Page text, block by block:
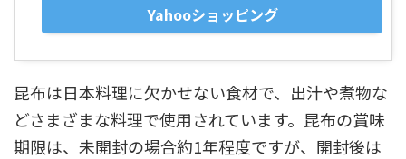
Yahooショッピング
昆布は日本料理に欠かせない食材で、出汁や煮物な
どさまざまな料理で使用されています。昆布の賞味
期限は、未開封の場合約1年程度ですが、開封後は